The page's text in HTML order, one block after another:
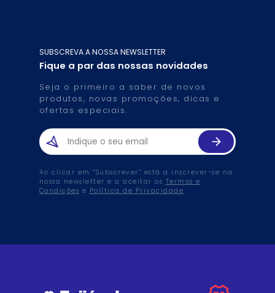
SUBSCREVA A NOSSA NEWSLETTER
Fique a par das nossas novidades
Seja o primeiro a saber de novos
produtos, novas promoções, dicas e
ofertas especiais.
Ao clicar em “Subscrever” está a inscrever-se na
nossa newsletter e a aceitar os Termos e
Condições e Política de Privacidade.